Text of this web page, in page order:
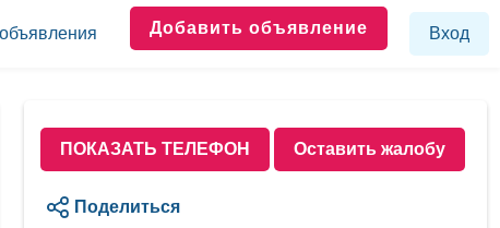
Добавить объявление Вход
ПОКАЗАТЬ ТЕЛЕФОН Оставить жалобу
Поделиться